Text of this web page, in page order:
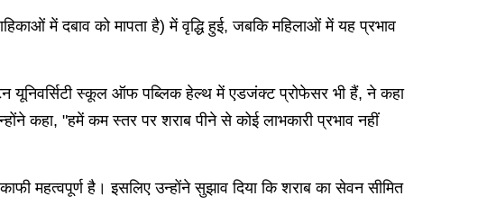
में दबाव को मापता है) में वृद्धि हुई, जबकि महिलाओं में यह प्रभाव
यूनिवर्सिटी स्कूल ऑफ पब्लिक हेल्थ में एडजंक्ट प्रोफेसर भी हैं, ने कहा
कहा, "हमें कम स्तर पर शराब पीने से कोई लाभकारी प्रभाव नहीं
महत्वपूर्ण है। इसलिए उन्होंने सुझाव दिया कि शराब का सेवन सीमित